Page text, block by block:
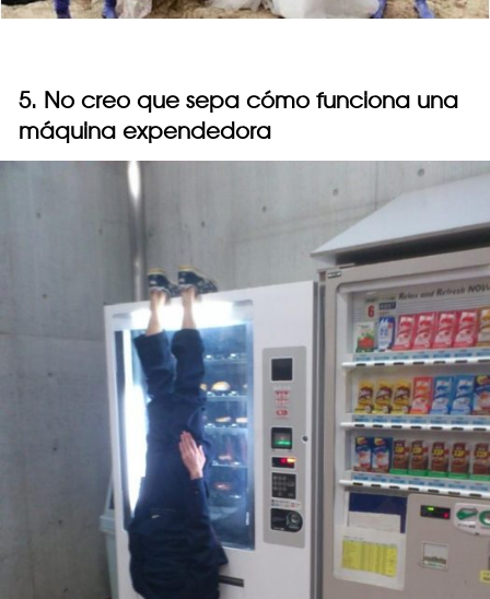
5. No creo que sepa cómo funciona una
máquina expendedora